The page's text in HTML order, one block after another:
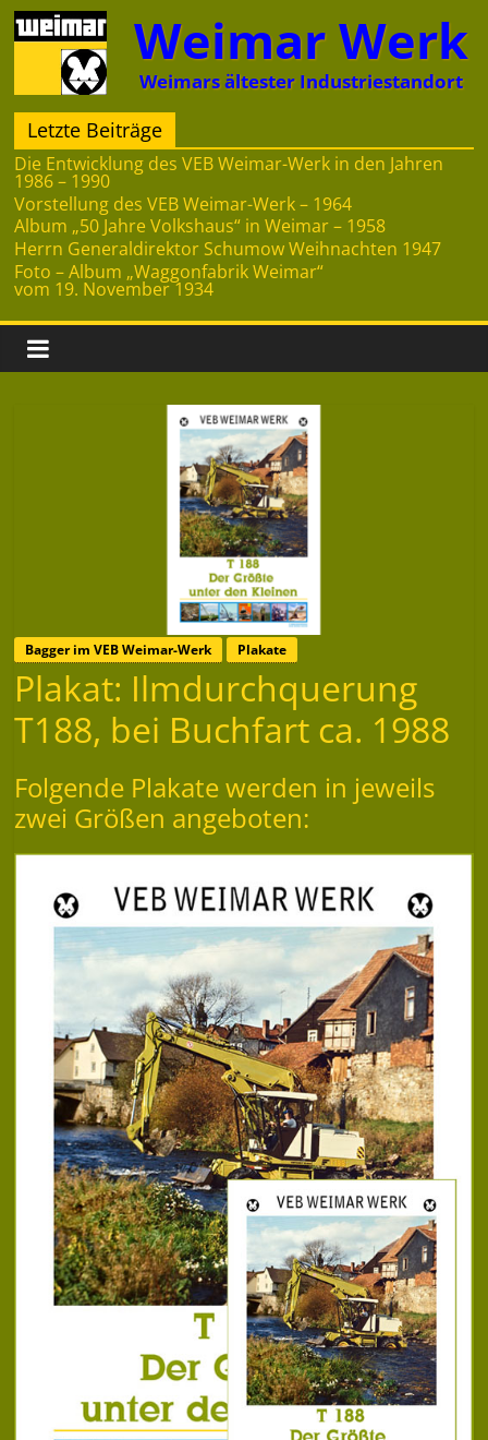
Zum
Inhalt
springen
Weimar Werk
Weimars ältester Industriestandort
Letzte Beiträge
Die Entwicklung des VEB Weimar-Werk in den Jahren
1986 – 1990
Vorstellung des VEB Weimar-Werk – 1964
Album „50 Jahre Volkshaus“ in Weimar – 1958
Herrn Generaldirektor Schumow Weihnachten 1947
Foto – Album „Waggonfabrik Weimar“
vom 19. November 1934
Bagger im VEB Weimar-Werk Plakate
Plakat: Ilmdurchquerung
T188, bei Buchfart ca. 1988
Folgende Plakate werden in jeweils
zwei Größen angeboten: